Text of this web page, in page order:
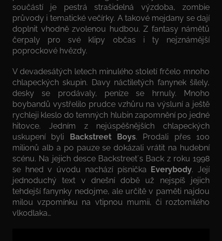
součástí je pestrá strašidelná výzdoba, zombie
průvody i tematické večírky. A takové mejdany se dají
doplnit vhodně zvolenou hudbou. Z fantasy námětů
čerpaly pro své klipy občas i ty nejznámější
poprockové hvězdy.
V devadesátých letech minulého století frčelo mnoho
chlapeckých skupin. Davy náctiletých fanynek šílely,
desky se prodávaly, peníze se hrnuly. Mnoho
boybandů vystřelilo prudce vzhůru na výsluní a ještě
rychleji kleslo do temných hlubin zapomnění po jedné
hitovce. Jedním z nejúspěšnějších chlapeckých
uskupení byli Backstreet Boys. Prodali přes 100
milionů alb a po pauze se dokázali vrátit na hudební
scénu. Na jejich desce Backstreet´s Back z roku 1998
se hned v úvodu nachází písnička Everybody. Její
jednoduchý text v dnešní době už nejspíš jejich
tehdejší fanynky nedojme, ale určitě v paměti najdou
milou vzpomínku na vtipnou mumii, či roztomilého
vlkodlaka…